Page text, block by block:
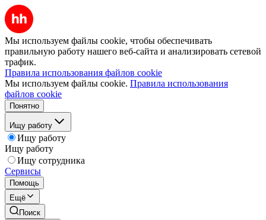
Мы используем файлы cookie, чтобы обеспечивать
правильную работу нашего веб-сайта и анализировать сетевой
трафик.
Правила использования файлов cookie
Мы используем файлы cookie. Правила использования
файлов cookie
Понятно
Ищу работу
Ищу работу
Ищу работу
Ищу сотрудника
Сервисы
Помощь
Ещё
Поиск